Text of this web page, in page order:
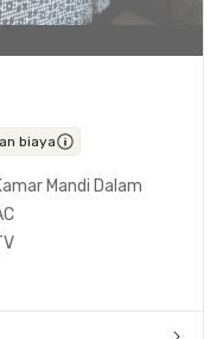
biaya
Mandi Dalam